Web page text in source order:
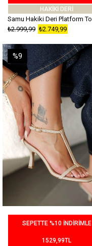
HAKİKİ DERİ
₺2.749,99
₺2.999,99
SEPETTE %10 İNDİRİMLE
1529,99TL
%9